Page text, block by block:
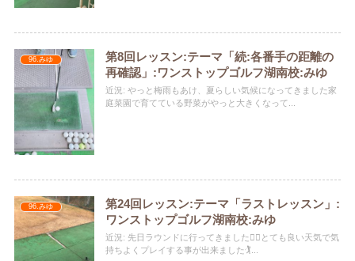
96.みゆ
第8回レッスン:テーマ「続:各番手の距離の
再確認」:ワンストップゴルフ湖南校:みゆ
近況: やっと梅雨もあけ、夏らしい気候になってきました️家
庭菜園で育てている野菜がやっと大きくなって...
96.みゆ
第24回レッスン:テーマ「ラストレッスン」:
ワンストップゴルフ湖南校:みゆ
近況: 先日ラウンドに行ってきました🏌️‍♀️とても良い天気で気
持ちよくプレイする事が出来ました🏌️...